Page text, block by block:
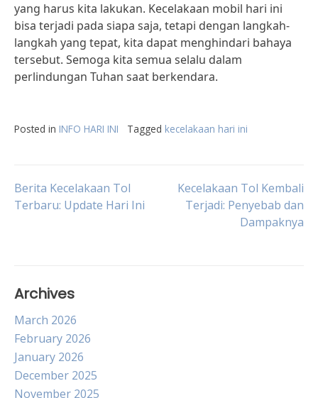
yang harus kita lakukan. Kecelakaan mobil hari ini
bisa terjadi pada siapa saja, tetapi dengan langkah-
langkah yang tepat, kita dapat menghindari bahaya
tersebut. Semoga kita semua selalu dalam
perlindungan Tuhan saat berkendara.
Posted in INFO HARI INI Tagged kecelakaan hari ini
Post
Berita Kecelakaan Tol
Terbaru: Update Hari Ini
Kecelakaan Tol Kembali
Terjadi: Penyebab dan
Dampaknya
Archives
March 2026
February 2026
January 2026
December 2025
November 2025